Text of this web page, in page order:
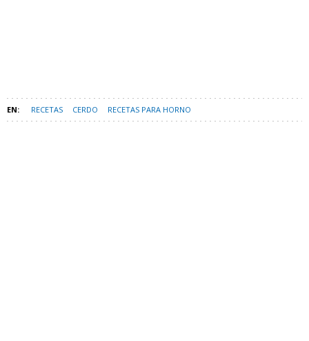
RECETAS CERDO RECETAS PARA HORNO